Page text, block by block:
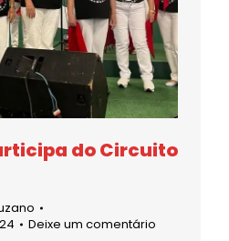
do Circuito
Deixe um comentário